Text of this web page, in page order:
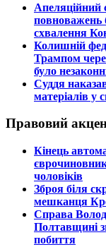
​Апеляційний
повноважень
схвалення
​Колишній
Трампом
було
​Суддя
матеріалів у
Правовий
​Кінець
чоловіків
​Зброя біля
мешканця
​Справа
Полтавщині
побиття